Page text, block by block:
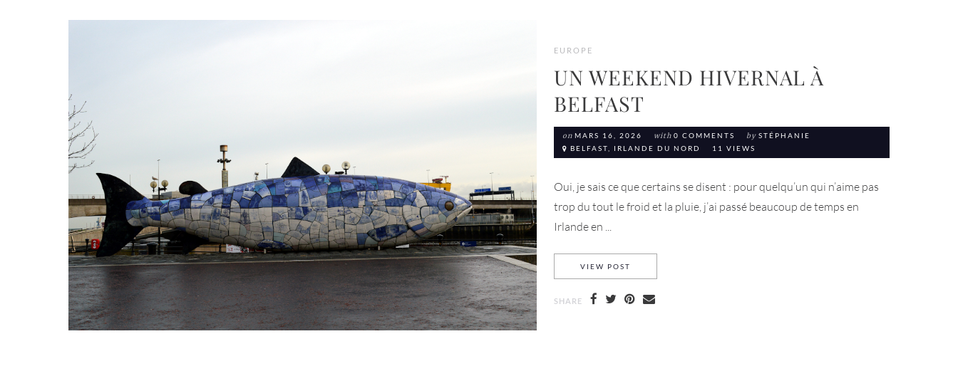
EUROPE
UN WEEKEND HIVERNAL À
BELFAST
on MARS 16, 2026 with 0 COMMENTS by STÉPHANIE
BELFAST, IRLANDE DU NORD
11 VIEWS
Oui, je sais ce que certains se disent : pour quelqu’un qui n’aime pas
trop du tout le froid et la pluie, j’ai passé beaucoup de temps en
Irlande en ...
VIEW POST
SHARE